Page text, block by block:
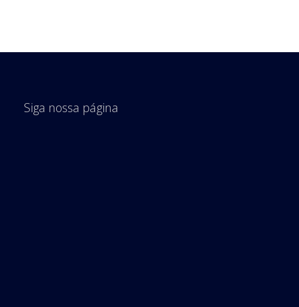
Siga nossa página